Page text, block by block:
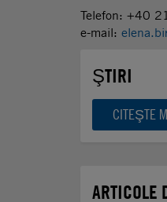
Telefon: +40
e-mail:
ŞTIRI
CITEŞTE
ARTICOLE